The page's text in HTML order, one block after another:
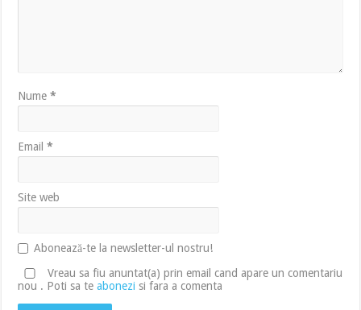
Nume*
Email*
Site web
Abonează-te la newsletter-ul nostru!
Vreau sa fiu anuntat(a) prin email cand apare un comentariu
nou . Poti sa teabonezi si fara a comenta